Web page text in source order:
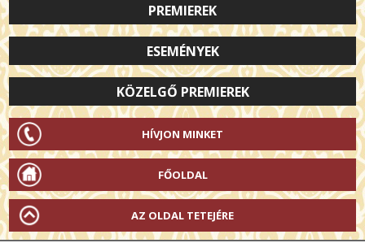
PREMIEREK
ESEMÉNYEK
KÖZELGŐ PREMIEREK
HÍVJON MINKET
FŐOLDAL
AZ OLDAL TETEJÉRE